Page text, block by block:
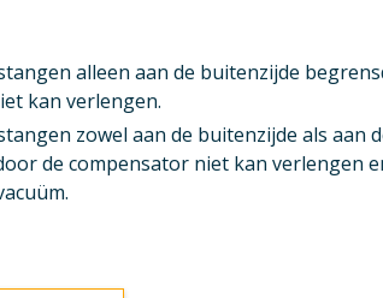
alleen aan de buitenzijde
kan verlengen.
zowel aan de buitenzijde als aan
de compensator niet kan verlengen